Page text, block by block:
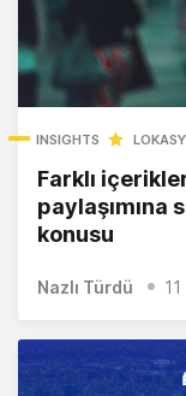
INSIGHTS
Farklı
paylaşımına
konusu
Nazlı Türdü